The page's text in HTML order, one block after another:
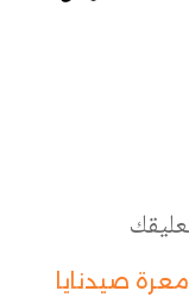
صيدنايا